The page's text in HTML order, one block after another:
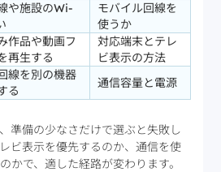
や施設のWi-
モバイル回線を
使うか
作品や動画フ
再生する
対応端末とテレ
ビ表示の方法
線を別の機器
る
通信容量と電源
準備の少なさだけで選ぶと失敗し
ビ表示を優先するのか、通信を使
かで、適した経路が変わります。